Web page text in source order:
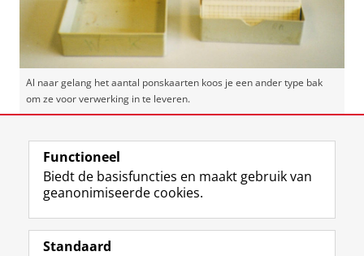
Al naar gelang het aantal ponskaarten koos je een ander type bak
om ze voor verwerking in te leveren.
Laatst gewijzigd: 04 oktober 2024 12:18
Volg de RUG
F
a
L
i
R
S
I
n
Y
o
Functioneel
Biedt de basisfuncties en maakt gebruik van
geanonimiseerde cookies.
Standaard